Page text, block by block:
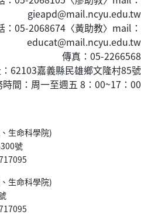
gieapd@mail.ncyu.edu.tw
：05-2068674〈黃助教〉mail：
educat@mail.ncyu.edu.tw
傳真：05-2266568
62103嘉義縣民雄鄉文隆村85號
時間：周一至週五 8：00~17：00
生命科學院)
號
生命科學院)